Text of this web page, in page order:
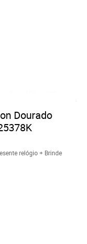
Dourado
relógio + Brinde